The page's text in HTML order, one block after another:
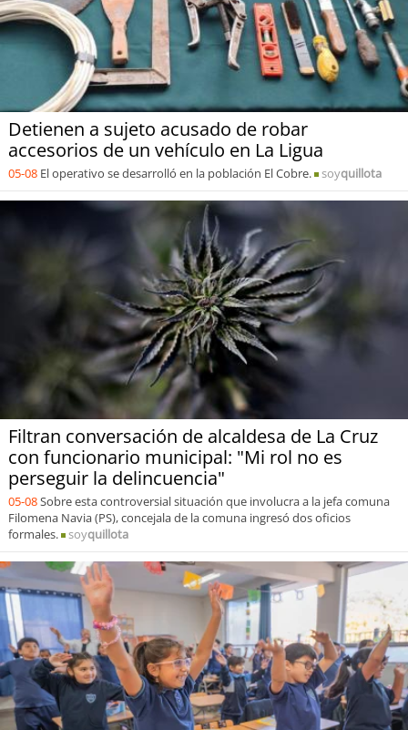
Detienen a sujeto acusado de robar
accesorios de un vehículo en La Ligua
05-08 El operativo se desarrolló en la población El Cobre. soyquillota
Filtran conversación de alcaldesa de La Cruz
con funcionario municipal: "Mi rol no es
perseguir la delincuencia"
05-08Sobre esta controversial situación que involucra a la jefa comuna
Filomena Navia (PS), concejala de la comuna ingresó dos oficios
formales.
soyquillota